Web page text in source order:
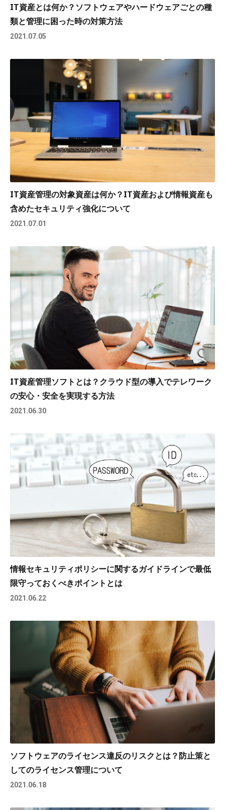
IT資産とは何か？ソフトウェアやハードウェアごとの種
類と管理に困った時の対策方法
2021.07.05
IT資産管理の対象資産は何か？IT資産および情報資産も
含めたセキュリティ強化について
2021.07.01
IT資産管理ソフトとは？クラウド型の導入でテレワーク
の安心・安全を実現する方法
2021.06.30
情報セキュリティポリシーに関するガイドラインで最低
限守っておくべきポイントとは
2021.06.22
ソフトウェアのライセンス違反のリスクとは？防止策と
してのライセンス管理について
2021.06.18